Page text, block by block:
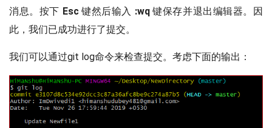
消息。按下 Esc键然后输入 :wq键保存并退出编辑器。因
此，我们已成功进行了提交。
我们可以通过git log命令来检查提交。考虑下面的输出：